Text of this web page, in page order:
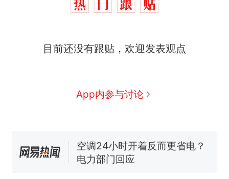
目前还没有跟贴，欢迎发表观点
App内参与讨论
全部作废，公平么？
国大使骑行绕了几乎整个国境
线一圈，还曾两次到中国寻根
搬家报价570元，搬到楼下交
5060元才肯搬上楼！女子傻眼
空调24小时开着反而更省电？
电力部门回应